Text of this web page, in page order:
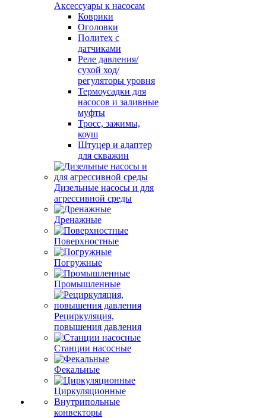
Аксессуары к насосам
Коврики
Оголовки
Политех с
датчиками
Реле давления/
сухой ход/
регуляторы уровня
Термоусадки для
насосов и заливные
муфты
Тросс, зажимы,
коуш
Штуцер и адаптер
для скважин
Дизельные насосы и для
агрессивной среды
Дренажные
Поверхностные
Погружные
Промышленные
Рециркуляция,
повышения давления
Станции насосные
Фекальные
Циркуляционные
Внутрипольные
конвекторы